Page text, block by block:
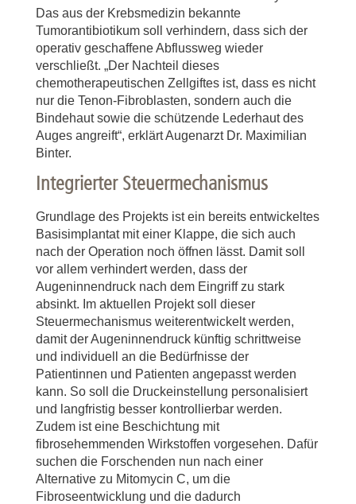
Das aus der Krebsmedizin bekannte
Tumorantibiotikum soll verhindern, dass sich der
operativ geschaffene Abflussweg wieder
verschließt. „Der Nachteil dieses
chemotherapeutischen Zellgiftes ist, dass es nicht
nur die Tenon-Fibroblasten, sondern auch die
Bindehaut sowie die schützende Lederhaut des
Auges angreift“, erklärt Augenarzt Dr. Maximilian
Binter.
Integrierter Steuermechanismus
Grundlage des Projekts ist ein bereits entwickeltes
Basisimplantat mit einer Klappe, die sich auch
nach der Operation noch öffnen lässt. Damit soll
vor allem verhindert werden, dass der
Augeninnendruck nach dem Eingriff zu stark
absinkt. Im aktuellen Projekt soll dieser
Steuermechanismus weiterentwickelt werden,
damit der Augeninnendruck künftig schrittweise
und individuell an die Bedürfnisse der
Patientinnen und Patienten angepasst werden
kann. So soll die Druckeinstellung personalisiert
und langfristig besser kontrollierbar werden.
Zudem ist eine Beschichtung mit
fibrosehemmenden Wirkstoffen vorgesehen. Dafür
suchen die Forschenden nun nach einer
Alternative zu Mitomycin C, um die
Fibroseentwicklung und die dadurch